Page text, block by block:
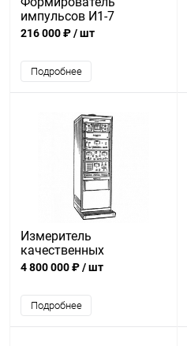
импульсов И1-7
216 000 ₽/ шт
Подробнее
Измеритель
качественных
показателей СК2-13
4 800 000 ₽/ шт
Подробнее